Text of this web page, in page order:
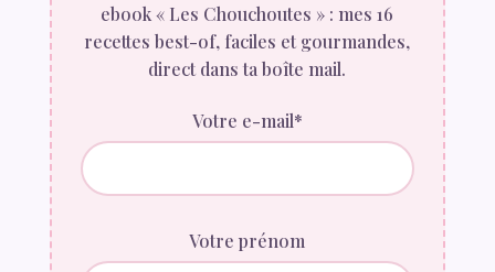
ebook « Les Chouchoutes » : mes 16
recettes best-of, faciles et gourmandes,
direct dans ta boîte mail.
Votre e-mail*
Votre prénom